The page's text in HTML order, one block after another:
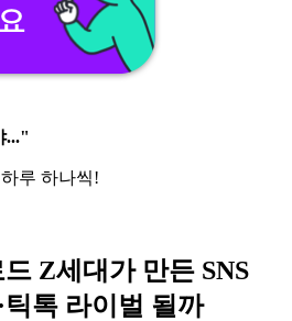
..."
루 하나씩!
Z세대가 만든 SNS
틱톡 라이벌 될까